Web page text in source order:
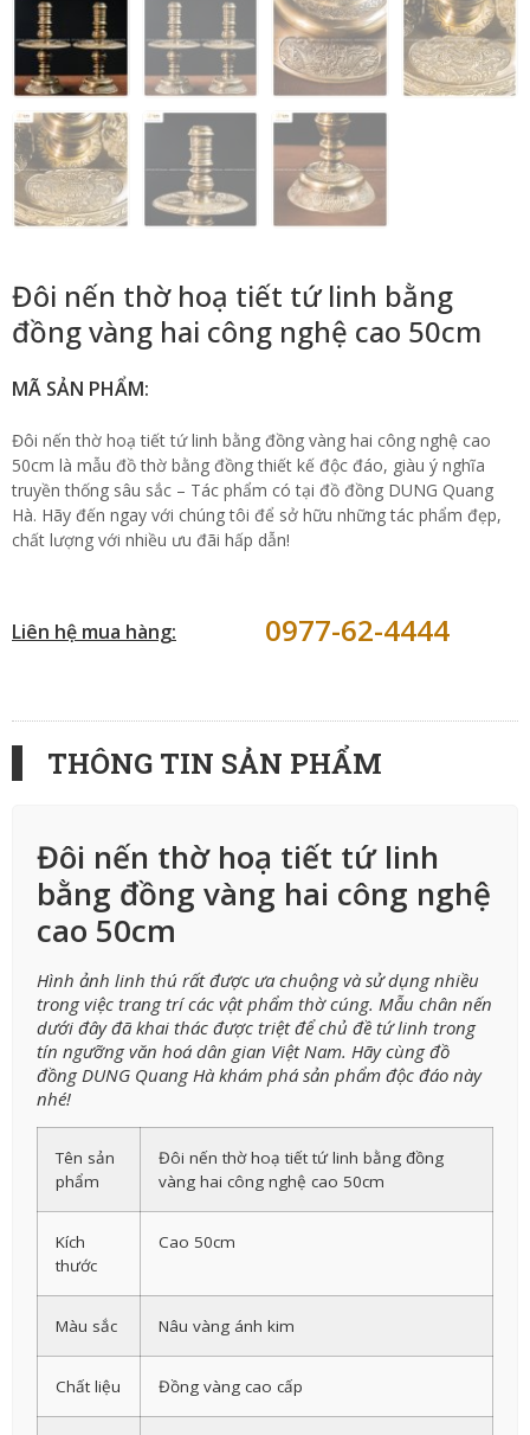
Đôi nến thờ hoạ tiết tứ linh bằng
đồng vàng hai công nghệ cao 50cm
MÃ SẢN PHẨM:
Đôi nến thờ hoạ tiết tứ linh bằng đồng vàng hai công nghệ cao
50cm là mẫu đồ thờ bằng đồng thiết kế độc đáo, giàu ý nghĩa
truyền thống sâu sắc – Tác phẩm có tại đồ đồng DUNG Quang
Hà. Hãy đến ngay với chúng tôi để sở hữu những tác phẩm đẹp,
chất lượng với nhiều ưu đãi hấp dẫn!
Liên hệ mua hàng: 0977-62-4444
THÔNG TIN SẢN PHẨM
Đôi nến thờ hoạ tiết tứ linh
bằng đồng vàng hai công nghệ
cao 50cm
Hình ảnh linh thú rất được ưa chuộng và sử dụng nhiều
trong việc trang trí các vật phẩm thờ cúng. Mẫu chân nến
dưới đây đã khai thác được triệt để chủ đề tứ linh trong
tín ngưỡng văn hoá dân gian Việt Nam. Hãy cùng đồ
đồng DUNG Quang Hà khám phá sản phẩm độc đáo này
nhé!
Tên sản
phẩm
Đôi nến thờ hoạ tiết tứ linh bằng đồng
vàng hai công nghệ cao 50cm
Kích
thước
Cao 50cm
Màu sắc Nâu vàng ánh kim
Chất liệu Đồng vàng cao cấp